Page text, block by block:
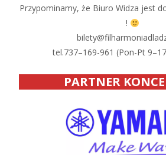
Przypominamy, że Biuro Widza jest
!
tel.737–169-961 (Pon-Pt
PARTNER